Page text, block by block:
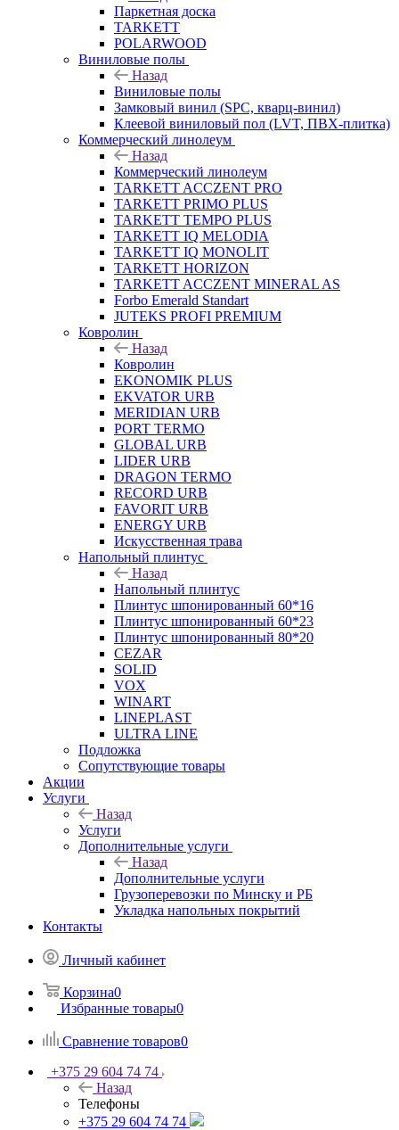
Паркетная доска
TARKETT
POLARWOOD
Виниловые полы
Назад
Виниловые полы
Замковый винил (SPC, кварц-винил)
Клеевой виниловый пол (LVT, ПВХ-плитка)
Коммерческий линолеум
Назад
Коммерческий линолеум
TARKETT ACCZENT PRO
TARKETT PRIMO PLUS
TARKETT TEMPO PLUS
TARKETT IQ MELODIA
TARKETT IQ MONOLIT
TARKETT HORIZON
TARKETT ACCZENT MINERAL AS
Forbo Emerald Standart
JUTEKS PROFI PREMIUM
Ковролин
Назад
Ковролин
EKONOMIK PLUS
EKVATOR URB
MERIDIAN URB
PORT TERMO
GLOBAL URB
LIDER URB
DRAGON TERMO
RECORD URB
FAVORIT URB
ENERGY URB
Искусственная трава
Напольный плинтус
Назад
Напольный плинтус
Плинтус шпонированный 60*16
Плинтус шпонированный 60*23
Плинтус шпонированный 80*20
CEZAR
SOLID
VOX
WINART
LINEPLAST
ULTRA LINE
Подложка
Сопутствующие товары
Акции
Услуги
Назад
Услуги
Дополнительные услуги
Назад
Дополнительные услуги
Грузоперевозки по Минску и РБ
Укладка напольных покрытий
Контакты
Личный кабинет
Корзина0
Избранные товары0
Сравнение товаров0
+375 29 604 74 74
Назад
Телефоны
+375 29 604 74 74